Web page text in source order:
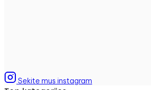
Sekite mus instagram